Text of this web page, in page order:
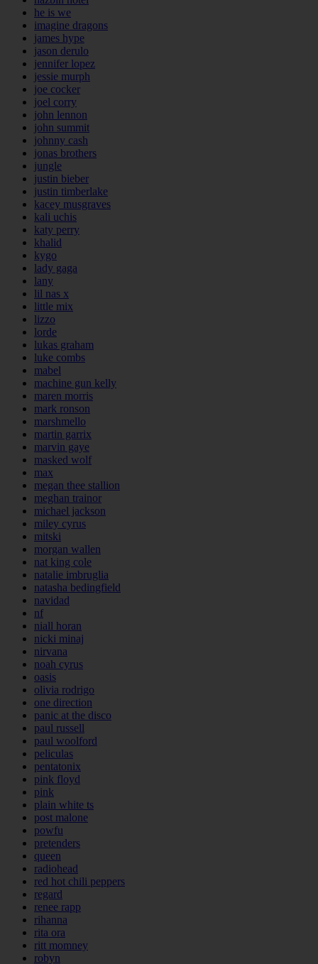
he is we
imagine dragons
james hype
jason derulo
jennifer lopez
jessie murph
joe cocker
joel corry
john lennon
john summit
johnny cash
jonas brothers
jungle
justin bieber
justin timberlake
kacey musgraves
kali uchis
katy perry
khalid
kygo
lady gaga
lany
lil nas x
little mix
lizzo
lorde
lukas graham
luke combs
mabel
machine gun kelly
maren morris
mark ronson
marshmello
martin garrix
marvin gaye
masked wolf
max
megan thee stallion
meghan trainor
michael jackson
miley cyrus
mitski
morgan wallen
nat king cole
natalie imbruglia
natasha bedingfield
navidad
nf
niall horan
nicki minaj
nirvana
noah cyrus
oasis
olivia rodrigo
one direction
panic at the disco
paul russell
paul woolford
peliculas
pentatonix
pink floyd
pink
plain white ts
post malone
powfu
pretenders
queen
radiohead
red hot chili peppers
regard
renee rapp
rihanna
rita ora
ritt momney
robyn